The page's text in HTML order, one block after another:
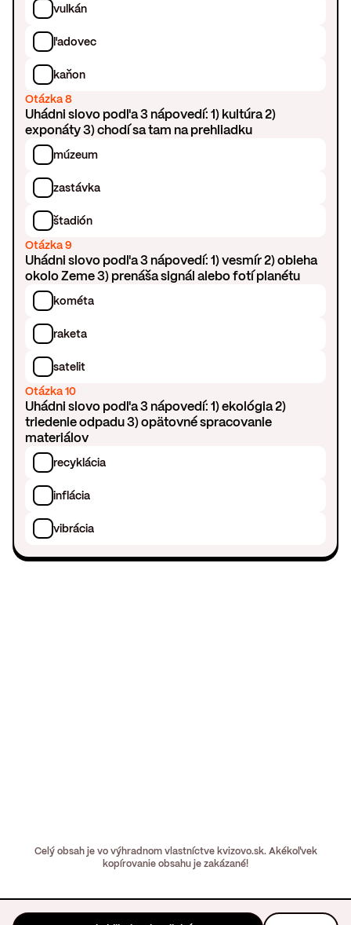
vulkán
ľadovec
kaňon
Otázka 8
Uhádni slovo podľa 3 nápovedí: 1) kultúra 2)
exponáty 3) chodí sa tam na prehliadku
múzeum
zastávka
štadión
Otázka 9
Uhádni slovo podľa 3 nápovedí: 1) vesmír 2) obieha
okolo Zeme 3) prenáša signál alebo fotí planétu
kométa
raketa
satelit
Otázka 10
Uhádni slovo podľa 3 nápovedí: 1) ekológia 2)
triedenie odpadu 3) opätovné spracovanie
materiálov
recyklácia
inflácia
vibrácia
Celý obsah je vo výhradnom vlastníctve kvizovo.sk. Akékoľvek
kopírovanie obsahu je zakázané!